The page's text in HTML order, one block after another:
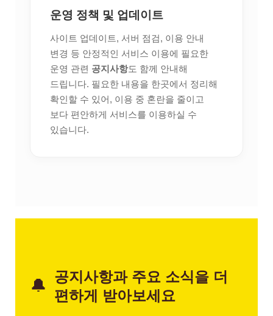
운영 정책 및 업데이트
사이트 업데이트, 서버 점검, 이용 안내
변경 등 안정적인 서비스 이용에 필요한
운영 관련 공지사항도 함께 안내해
드립니다. 필요한 내용을 한곳에서 정리해
확인할 수 있어, 이용 중 혼란을 줄이고
보다 편안하게 서비스를 이용하실 수
있습니다.
🔔 공지사항과 주요 소식을 더
편하게 받아보세요